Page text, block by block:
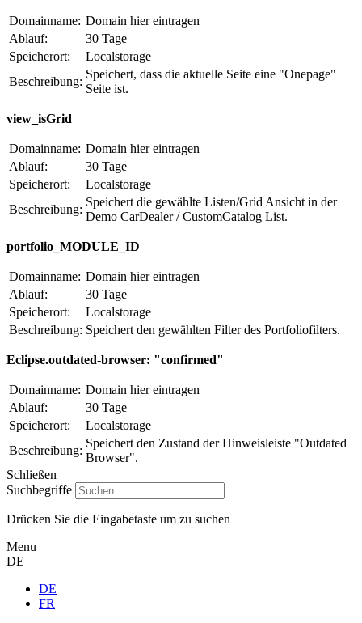
Domainname: Domain hier eintragen
Ablauf:
30 Tage
Speicherort:
Localstorage
Beschreibung:
Speichert, dass die aktuelle Seite eine "Onepage"
Seite ist.
view_isGrid
Domainname: Domain hier eintragen
Ablauf:
30 Tage
Speicherort:
Localstorage
Beschreibung:
Speichert die gewählte Listen/Grid Ansicht in der
Demo CarDealer / CustomCatalog List.
portfolio_MODULE_ID
Domainname: Domain hier eintragen
Ablauf:
30 Tage
Speicherort:
Localstorage
Beschreibung: Speichert den gewählten Filter des Portfoliofilters.
Eclipse.outdated-browser: "confirmed"
Domainname: Domain hier eintragen
Ablauf:
30 Tage
Speicherort:
Localstorage
Beschreibung:
Speichert den Zustand der Hinweisleiste "Outdated
Browser".
Schließen
Suchbegriffe
Drücken Sie die Eingabetaste um zu suchen
Menu
DE
DE
FR